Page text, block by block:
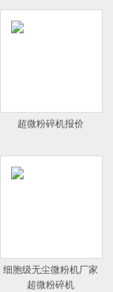
超微粉碎机报价
细胞级无尘微粉机厂家
超微粉碎机